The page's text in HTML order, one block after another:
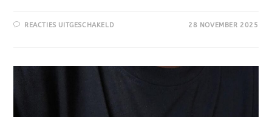
REACTIES UITGESCHAKELD 28 NOVEMBER 2025